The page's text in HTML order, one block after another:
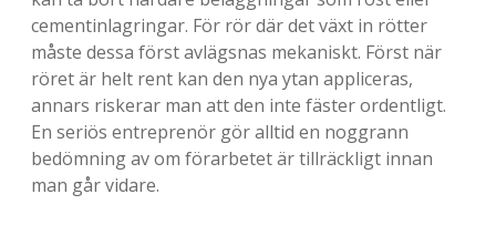
cementinlagringar. För rör där det växt in rötter
måste dessa först avlägsnas mekaniskt. Först när
röret är helt rent kan den nya ytan appliceras,
annars riskerar man att den inte fäster ordentligt.
En seriös entreprenör gör alltid en noggrann
bedömning av om förarbetet är tillräckligt innan
man går vidare.